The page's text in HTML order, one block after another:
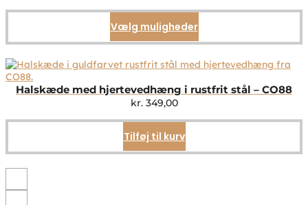
Vælg mulighederDette
vare
flere
Mulighederne
på
Halskæde med hjertevedhæng i rustfrit stål – CO88
kr.349,00
Tilføj til kurv